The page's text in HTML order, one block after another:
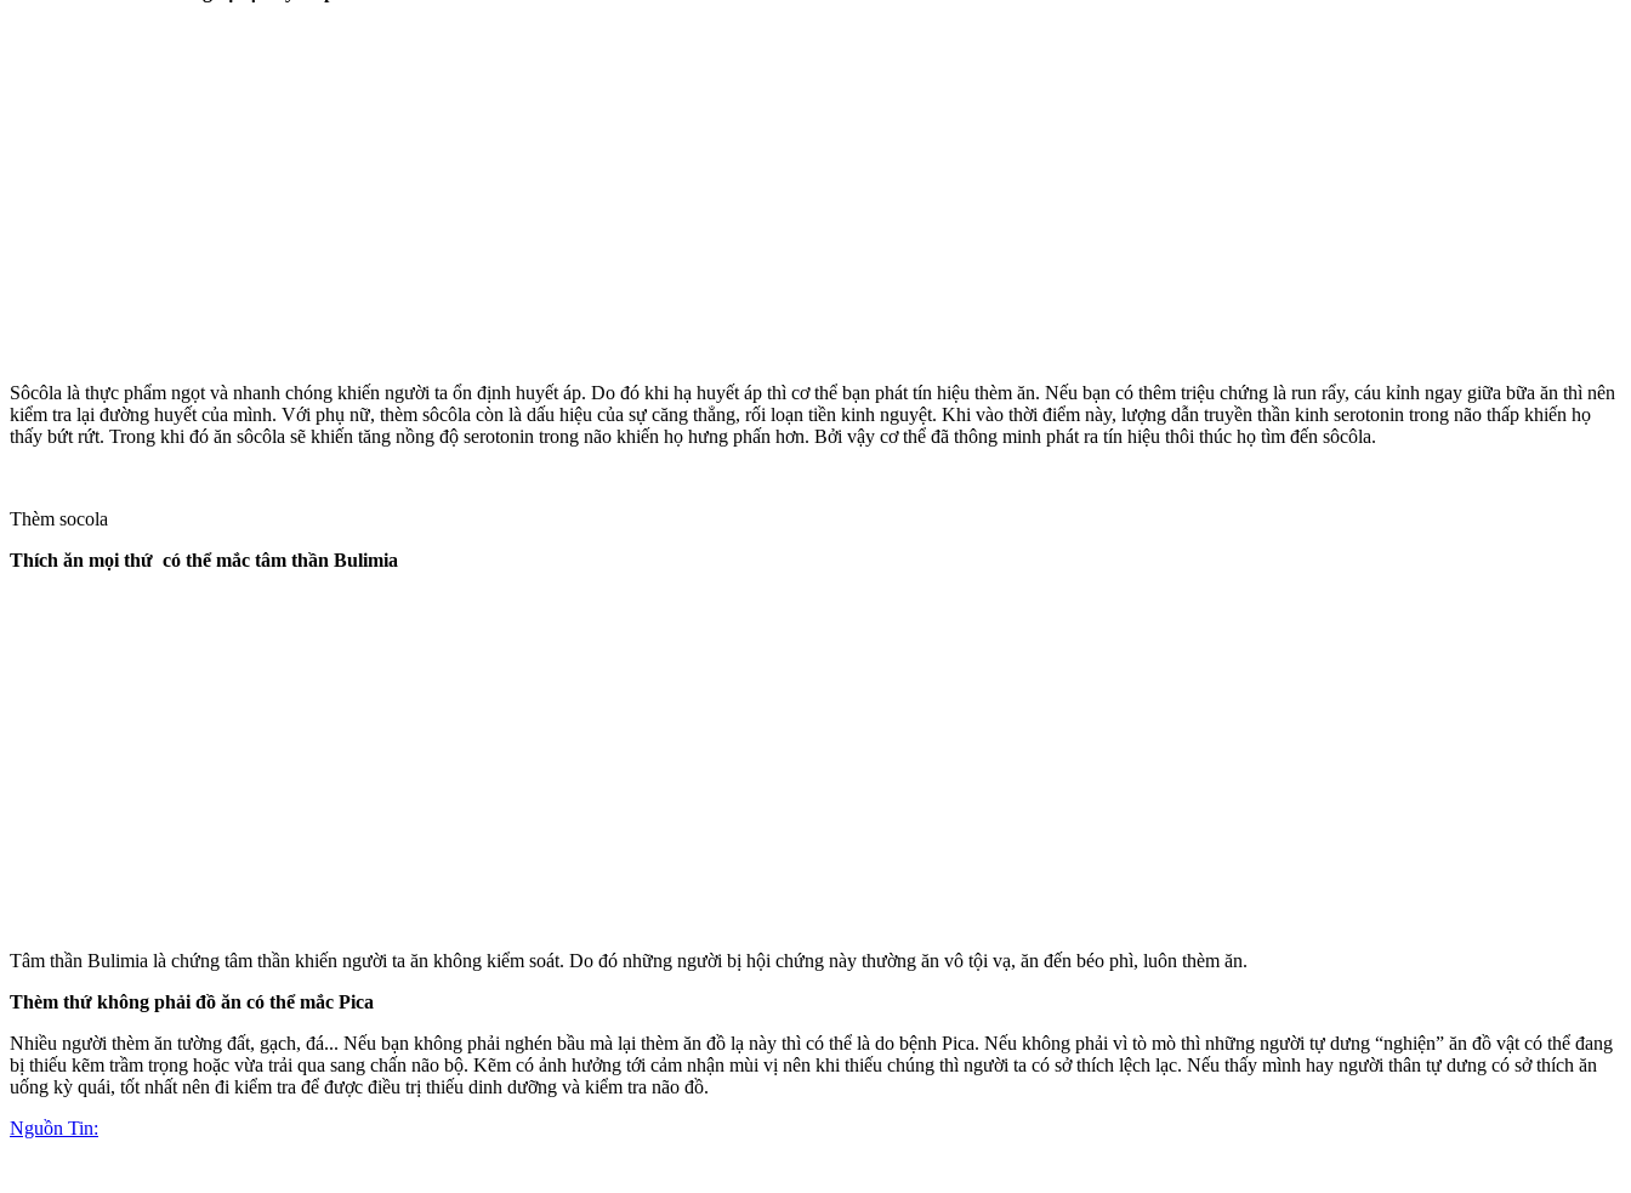
Sôcôla là thực phẩm ngọt và nhanh chóng khiến người ta ổn định huyết áp. Do đó khi hạ huyết áp thì cơ thể bạn phát tín hiệu thèm ăn. Nếu bạn có thêm triệu chứng là run rẩy, cáu kỉnh ngay giữa bữa ăn thì nên
kiểm tra lại đường huyết của mình. Với phụ nữ, thèm sôcôla còn là dấu hiệu của sự căng thẳng, rối loạn tiền kinh nguyệt. Khi vào thời điểm này, lượng dẫn truyền thần kinh serotonin trong não thấp khiến họ
thấy bứt rứt. Trong khi đó ăn sôcôla sẽ khiến tăng nồng độ serotonin trong não khiến họ hưng phấn hơn. Bởi vậy c‌ơ th‌ể đã thông minh phát ra tín hiệu thôi thúc họ tìm đến sôcôla.
Thèm socola
Thích ăn mọi thứ có thể mắc tâm thần Bulimia
Tâm thần Bulimia là chứng tâm thần khiến người ta ăn không kiểm soát. Do đó những người bị hội chứng này thường ăn vô tội vạ, ăn đến béo phì, luôn thèm ăn.
Thèm thứ không phải đồ ăn có thể mắc Pica
Nhiều người thèm ăn tường đất, gạch, đá... Nếu bạn không phải nghén bầu mà lại thèm ăn đồ lạ này thì có thể là do bệnh Pica. Nếu không phải vì tò mò thì những người tự dưng “nghiện” ăn đồ vật có thể đang
bị thiếu kẽm trầm trọng hoặc vừa trải qua sang chấn não bộ. Kẽm có ảnh hưởng tới cảm nhận mùi vị nên khi thiếu chúng thì người ta có sở thích lệch lạc. Nếu thấy mình hay người thân tự dưng có sở thích ăn
uống kỳ quái, tốt nhất nên đi kiểm tra để được điều trị thiếu dinh dưỡng và kiểm tra não đồ.
Nguồn Tin: